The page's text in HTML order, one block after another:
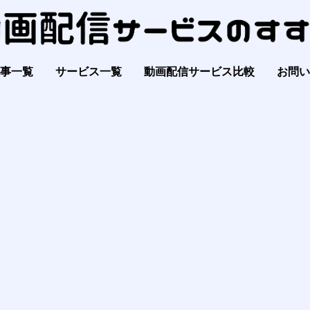
一覧 サービス一覧 動画配信サービス比較 お問